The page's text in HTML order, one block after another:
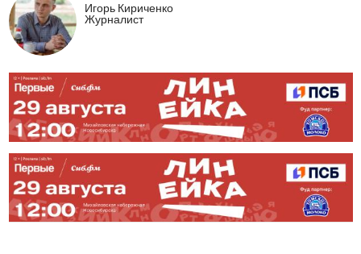
Игорь Кириченко
Журналист